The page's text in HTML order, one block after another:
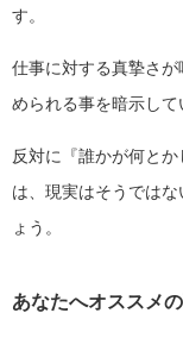
す。
仕事に対する真摯さ
められる事を暗示して
反対に『誰かが何と
は、現実はそうでは
ょう。
あなたへオススメ